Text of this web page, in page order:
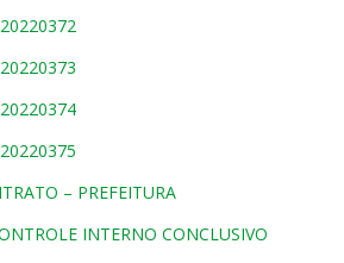
– PREFEITURA
INTERNO CONCLUSIVO